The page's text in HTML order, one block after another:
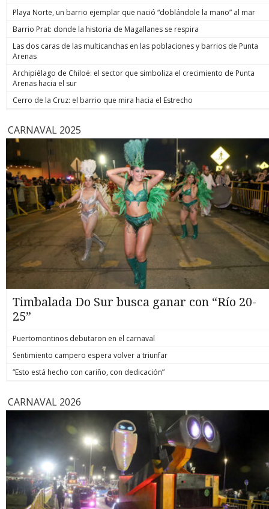
de estos
hoy está
todos los
anunció
Playa Norte, un barrio ejemplar que nació “doblándole la mano” al mar
Barrio Prat: donde la historia de Magallanes se respira
Las dos caras de las multicanchas en las poblaciones y barrios de Punta
Arenas
Archipiélago de Chiloé: el sector que simboliza el crecimiento de Punta
Arenas hacia el sur
Cerro de la Cruz: el barrio que mira hacia el Estrecho
CARNAVAL 2025
Timbalada Do Sur busca ganar con “Río 20-
25”
Puertomontinos debutaron en el carnaval
Sentimiento campero espera volver a triunfar
“Esto está hecho con cariño, con dedicación”
CARNAVAL 2026